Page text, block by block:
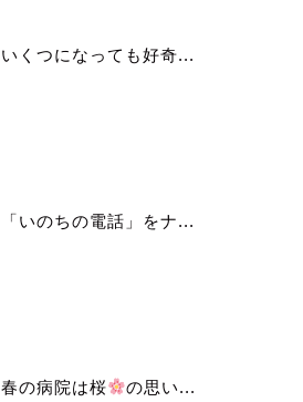
いくつになっても好奇...
「いのちの電話」をナ...
春の病院は桜 の思い...